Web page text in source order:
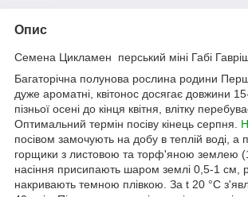
Опис
Семена Цикламен перський міні Габі
Багаторічна полунова рослина родини
дуже ароматні, квітонос досягає довжини
пізньої осені до кінця квітня, влітку
Оптимальний термін посіву кінець серпня.
посівом замочують на добу в теплій воді, а
горщики з листовою та торф'яною землею
насіння присипають шаром землі 0,5-1 см,
накривають темною плівкою. За t 20 °C